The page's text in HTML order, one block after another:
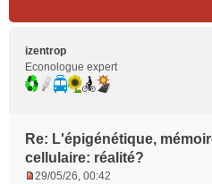
izentrop
Econologue expert
Re: L'épigénétique,
cellulaire: réalité?
29/05/26, 00:42